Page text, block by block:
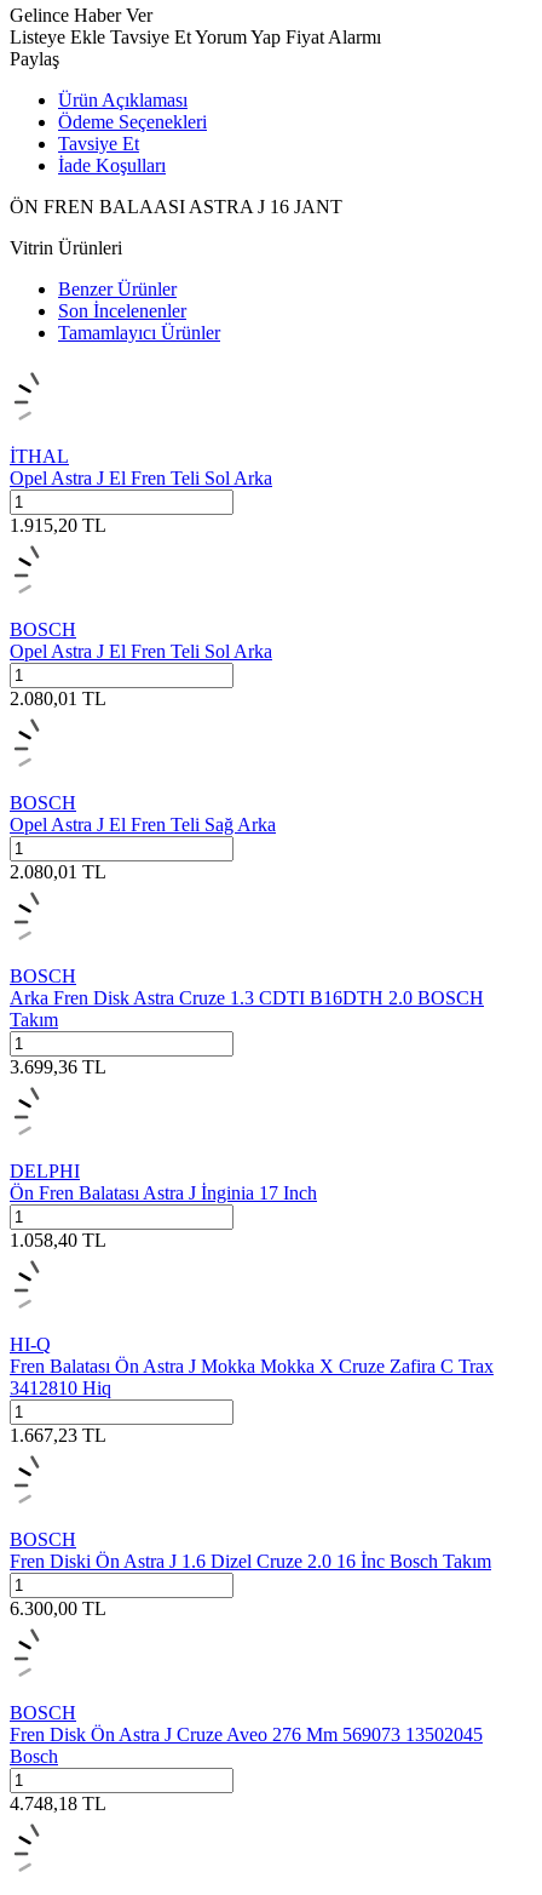
Gelince Haber Ver
Listeye Ekle Tavsiye EtYorum Yap Fiyat Alarmı
Paylaş
Ürün Açıklaması
Ödeme Seçenekleri
Tavsiye Et
İade Koşulları
ÖN FREN BALAASI ASTRA J 16 JANT
Vitrin Ürünleri
Benzer Ürünler
Son İncelenenler
Tamamlayıcı Ürünler
İTHAL
Opel Astra J El Fren Teli Sol Arka
1.915,20 TL
BOSCH
Opel Astra J El Fren Teli Sol Arka
2.080,01 TL
BOSCH
Opel Astra J El Fren Teli Sağ Arka
2.080,01 TL
BOSCH
Arka Fren Disk Astra Cruze 1.3 CDTI B16DTH 2.0 BOSCH
Takım
3.699,36 TL
DELPHI
Ön Fren Balatası Astra J İnginia 17 Inch
1.058,40 TL
HI-Q
Fren Balatası Ön Astra J Mokka Mokka X Cruze Zafira C Trax
3412810 Hiq
1.667,23 TL
BOSCH
Fren Diski Ön Astra J 1.6 Dizel Cruze 2.0 16 İnc Bosch Takım
6.300,00 TL
BOSCH
Fren Disk Ön Astra J Cruze Aveo 276 Mm 569073 13502045
Bosch
4.748,18 TL